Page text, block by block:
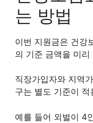
는 방법
이번 지원금은 건강
의 기준 금액을 미
직장가입자와 지역
구는 별도 기준이 적
예를 들어 외벌이 4